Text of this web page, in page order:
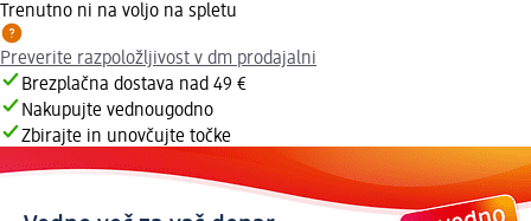
Trenutno ni na voljo na spletu
Preverite razpoložljivost v dm prodajalni
Brezplačna dostava nad 49 €
Nakupujte vednougodno
Zbirajte in unovčujte točke